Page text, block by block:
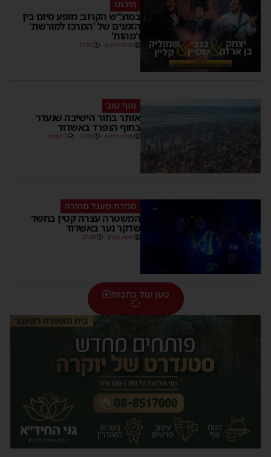
היכונו
במוצ”ש הקרוב: מופע סיום בין
הזמנים של 'המרכז למורשת'
ו'מהות'
מנחם דויטש 11:01
סוף טוב
אותר בחור הישיבה שנעדר
בחוף הנפרד באשדוד
מנחם דויטש 22:08 3 תגובות
סגירת מעגל מהירה
המשטרה עצרה קטין בחשד
שדקר נער באשדוד
משה קאהן 21:59
טען עוד כתבות